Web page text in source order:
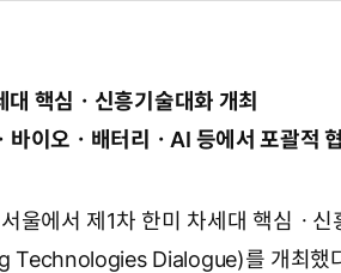
대 핵심ㆍ신흥기술대화 개최
바이오ㆍ배터리ㆍAI 등에서 포괄적
울에서 제1차 한미 차세대 핵심ㆍ
Technologies Dialogue)를 개최했